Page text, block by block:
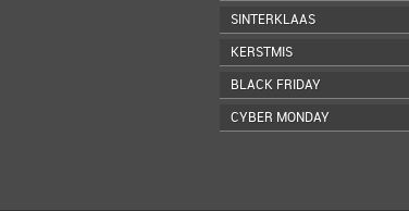
SINTERKLAAS
KERSTMIS
BLACK FRIDAY
CYBER MONDAY